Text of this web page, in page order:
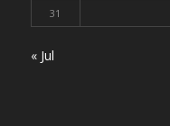
31
« Jul